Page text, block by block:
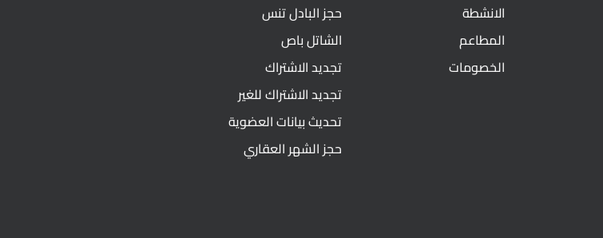
الانشطة
المطاعم
الخصومات
حجز البادل تنس
الشاتل باص
تجديد الاشتراك
تجديد الاشتراك للغير
تحديث بيانات العضوية
حجز الشهر العقاري